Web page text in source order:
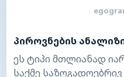
პიროვნების
ეს ტიპი მთლიანად
საქმე